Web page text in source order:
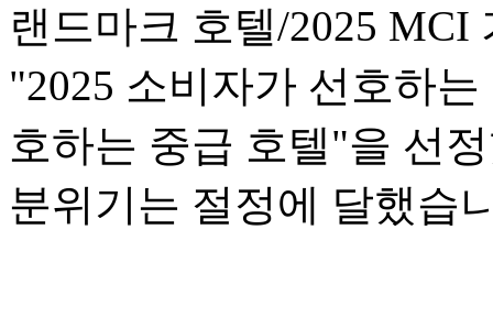
랜드마크 호텔/2025
"2025 소비자가 선호하
호하는 중급 호텔"을 선
분위기는 절정에 달했습